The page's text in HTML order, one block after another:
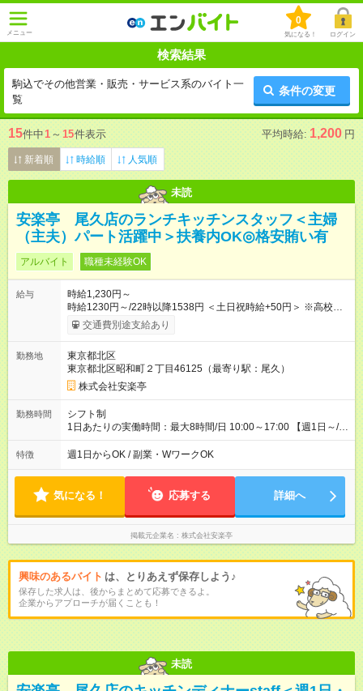
メニュー
0
気になる！ ログイン
検索結果
駒込でその他営業・販売・サービス系のバイト一
覧
条件の変更
15件中1 ～ 15件表示 平均時給: 1,200 円
新着順 時給順 人気順
未読
安楽亭 尾久店のランチキッチンスタッフ＜主婦
（主夫）パート活躍中＞扶養内OK◎格安賄い有
アルバイト 職種未経験OK
給与
時給1,230円～
時給1230円～/22時以降1538円 ＜土日祝時給+50円＞ ※高校生
時給1230円 【試用期間】試用期間あり 試用期間の長さ：12ヶ
月 雇用形態、給与は本採用時と同じです。 ※最大12ヶ月の間
交通費別途支給あり
勤務地
東京都北区
東京都北区昭和町２丁目46125（最寄り駅：尾久）
株式会社安楽亭
勤務時間
シフト制
1日あたりの実働時間：最大8時間/日 10:00～17:00 【週1日～/1
日3時間～OK！】 ＊レギュラー勤務ももちろん大歓迎！ 「子ど
ものお迎えまでの時間」 「ランチタイムだけ」 など、家庭の予
談可能◎
特徴 週1日からOK / 副業・WワークOK
気になる！ 応募する 詳細へ
掲載元企業名 株式会社安楽亭
興味のあるバイト は、とりあえず保存しよう♪
保存した求人は、後からまとめて応募できるよ。
企業からアプローチが届くことも！
未読